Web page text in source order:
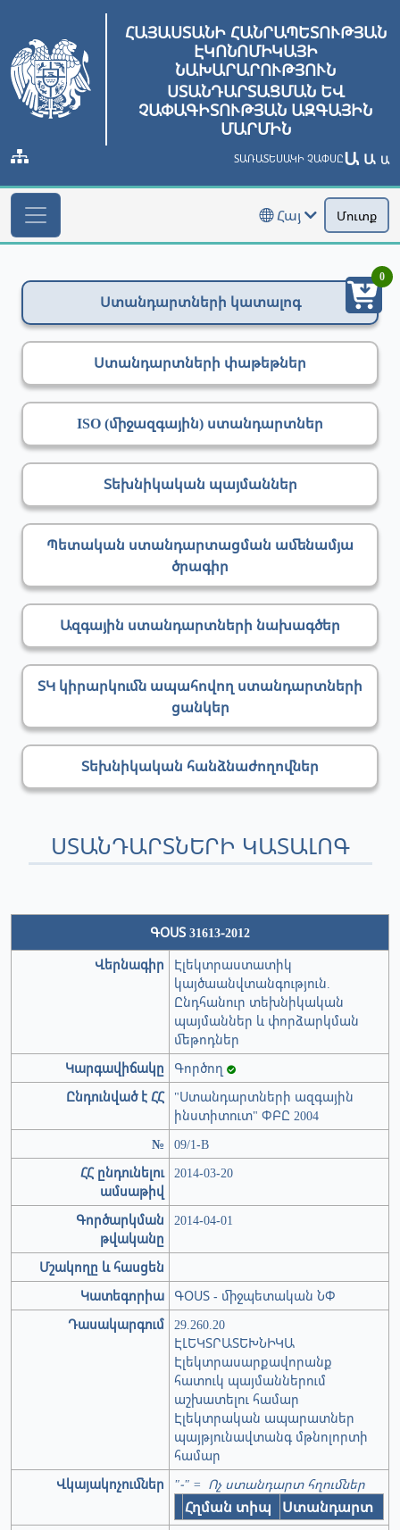
ՀԱՅԱՍՏԱՆԻ ՀԱՆՐԱՊԵՏՈՒԹՅԱՆ
ԷԿՈՆՈՄԻԿԱՅԻ
ՆԱԽԱՐԱՐՈՒԹՅՈՒՆ
ՍՏԱՆԴԱՐՏԱՑՄԱՆ ԵՎ
ՉԱՓԱԳԻՏՈՒԹՅԱՆ ԱԶԳԱՅԻՆ
ՄԱՐՄԻՆ
ՏԱՌԱՏԵՍԱԿԻ ՉԱՓՍԸԱ Ա Ա
Հայ Մուտք
Ստանդարտների կատալոգ
Ստանդարտների փաթեթներ
ISO (միջազգային) ստանդարտներ
Տեխնիկական պայմաններ
Պետական ստանդարտացման ամենամյա
ծրագիր
Ազգային ստանդարտների նախագծեր
ՏԿ կիրարկումն ապահովող ստանդարտների
ցանկեր
Տեխնիկական հանձնաժողովներ
ՍՏԱՆԴԱՐՏՆԵՐԻ ԿԱՏԱԼՈԳ
ԳՕՍՏ 31613-2012
Վերնագիր
Էլեկտրաստատիկ
կայծաանվտանգություն.
Ընդհանուր տեխնիկական
պայմաններ և փորձարկման
մեթոդներ
Կարգավիճակը
Գործող
Ընդունված է ՀՀ
"Ստանդարտների ազգային
ինստիտուտ" ՓԲԸ 2004
№
09/1-В
ՀՀ ընդունելու
ամսաթիվ
2014-03-20
Գործարկման
թվականը
2014-04-01
Մշակողը և հասցեն
Կատեգորիա
ԳՕՍՏ - միջպետական ՆՓ
Դասակարգում 29.260.20
ԷԼԵԿՏՐԱՏԵԽՆԻԿԱ
Էլեկտրասարքավորանք
հատուկ պայմաններում
աշխատելու համար
Էլեկտրական ապարատներ
պայթյունավտանգ մթնոլորտի
համար
Վկայակոչումներ
"-" = Ոչ ստանդարտ հղումներ
Հղման տիպ Ստանդարտ
0